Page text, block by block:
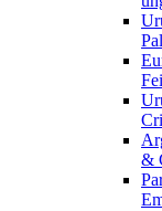
&